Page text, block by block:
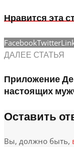
Нравится эта
FacebookTwitter
ДАЛЕЕ СТАТЬЯ
Приложение
настоящих
Оставить
Вы, должно быть,